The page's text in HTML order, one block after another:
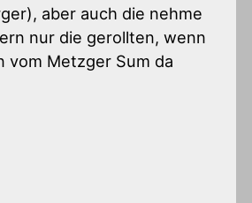
aber auch die nehme
nur die gerollten, wenn
vom Metzger Sum da